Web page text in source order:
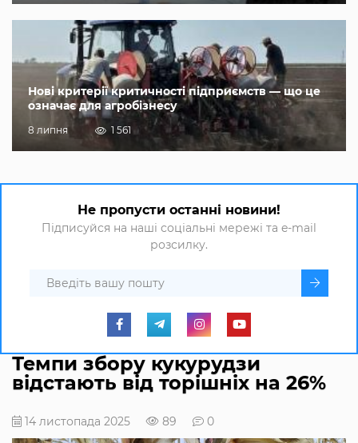
Нові критерії критичності підприємств — що це
означає для агробізнесу
8 липня 1 561
Не пропусти останні новини!
Підписуйся на наші соціальні мережі та e-mail
розсилку.
Темпи збору кукурудзи
відстають від торішніх на 26%
14 листопада 2025 89 0